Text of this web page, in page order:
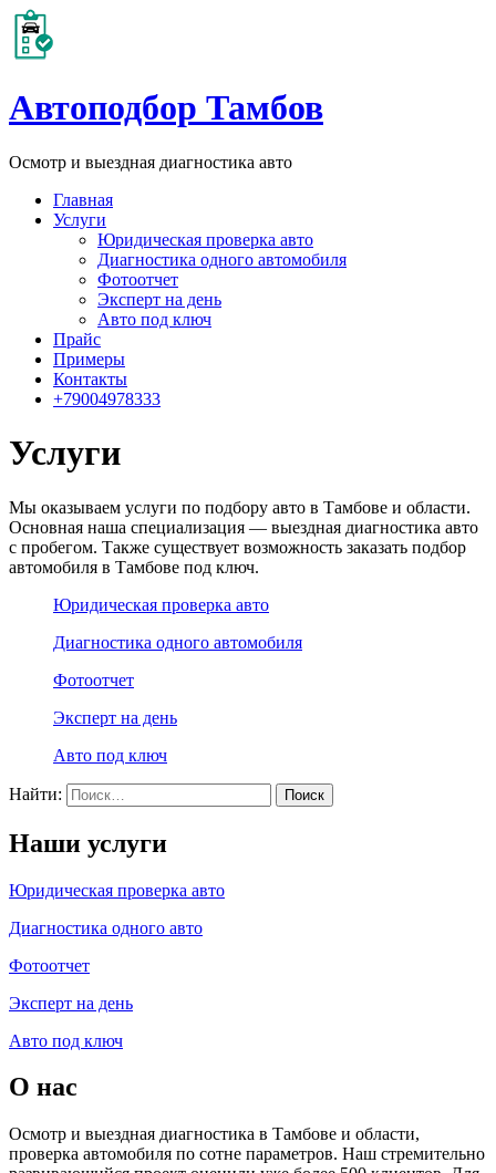
Автоподбор Тамбов
Осмотр и выездная диагностика авто
Главная
Услуги
Юридическая проверка авто
Диагностика одного автомобиля
Фотоотчет
Эксперт на день
Авто под ключ
Прайс
Примеры
Контакты
+79004978333
Услуги
Мы оказываем услуги по подбору авто в Тамбове и области.
Основная наша специализация — выездная диагностика авто
с пробегом. Также существует возможность заказать подбор
автомобиля в Тамбове под ключ.
Юридическая проверка авто
Диагностика одного автомобиля
Фотоотчет
Эксперт на день
Авто под ключ
Найти:
Наши услуги
Юридическая проверка авто
Диагностика одного авто
Фотоотчет
Эксперт на день
Авто под ключ
О нас
Осмотр и выездная диагностика в Тамбове и области,
проверка автомобиля по сотне параметров. Наш стремительно